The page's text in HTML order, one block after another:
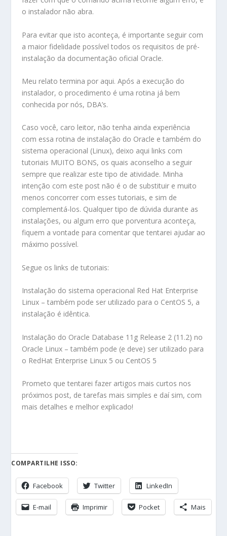
o instalador não abra.
Para evitar que isto aconteça, é importante seguir com
a maior fidelidade possível todos os requisitos de pré-
instalação da documentação oficial Oracle.
Meu relato termina por aqui. Após a execução do
instalador, o procedimento é uma rotina já bem
conhecida por nós, DBA’s.
Caso você, caro leitor, não tenha ainda experiência
com essa rotina de instalação do Oracle e também do
sistema operacional (Linux), deixo aqui links com
tutoriais MUITO BONS, os quais aconselho a seguir
sempre que realizar este tipo de atividade. Minha
intenção com este post não é o de substituir e muito
menos concorrer com esses tutoriais, e sim de
complementá-los. Qualquer tipo de dúvida durante as
instalações, ou algum erro que porventura aconteça,
fiquem a vontade para comentar que tentarei ajudar ao
máximo possível.
Segue os links de tutoriais:
Instalação do sistema operacional Red Hat Enterprise
Linux – também pode ser utilizado para o CentOS 5, a
instalação é idêntica.
Instalação do Oracle Database 11g Release 2 (11.2) no
Oracle Linux – também pode (e deve) ser utilizado para
o RedHat Enterprise Linux 5 ou CentOS 5
Prometo que tentarei fazer artigos mais curtos nos
próximos post, de tarefas mais simples e daí sim, com
mais detalhes e melhor explicado!
COMPARTILHE ISSO:
Facebook Twitter LinkedIn
E-mail Imprimir Pocket Mais